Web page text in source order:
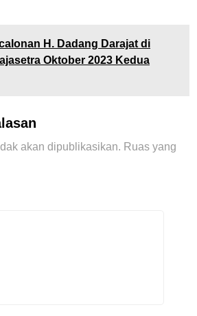
H. Dadang Darajat di
Oktober 2023 Kedua
akan dipublikasikan. Ruas yang